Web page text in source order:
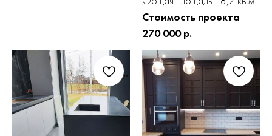
Стоимость проекта
270 000 р.